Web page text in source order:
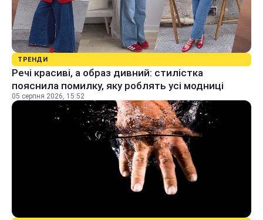
ТРЕНДИ
Речі красиві, а образ дивний: стилістка
пояснила помилку, яку роблять усі модниці
05 серпня 2026, 15:52